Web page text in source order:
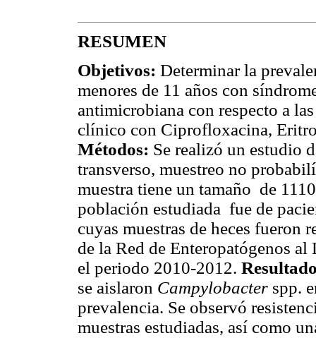
RESUMEN
Objetivos: Determinar la
menores de 11 años con
antimicrobiana con respecto a
clínico con Ciprofloxacina,
Métodos: Se realizó un estudio
transverso, muestreo no
muestra tiene un tamaño de
población estudiada fue de
cuyas muestras de heces fueron
de la Red de Enteropatógenos
el periodo 2010-2012.
se aislaron Campylobacter spp.
prevalencia. Se observó
muestras estudiadas, así como